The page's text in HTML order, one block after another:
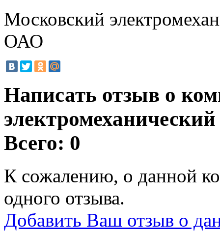
Московский
ОАО
Написать отзыв о
Всего: 0
К сожалению, о данной
одного отзыва.
Добавить Ваш отзыв о